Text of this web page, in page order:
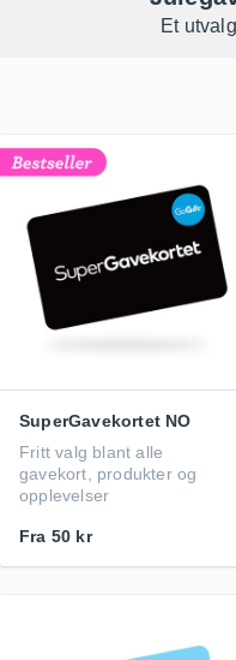
Et
SuperGavekortet NO
Fritt valg blant alle
gavekort, produkter og
opplevelser
Fra 50 kr